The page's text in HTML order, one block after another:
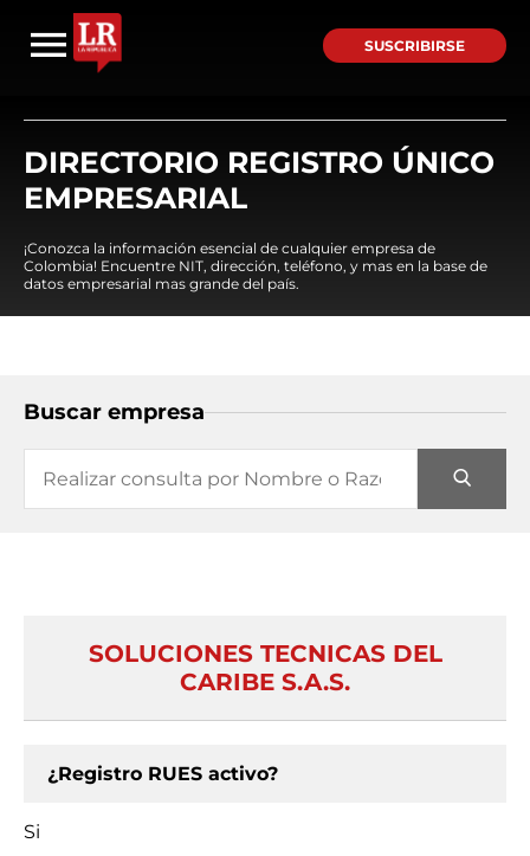
SUSCRIBIRSE
DIRECTORIO REGISTRO ÚNICO
EMPRESARIAL
¡Conozca la información esencial de cualquier empresa de
Colombia! Encuentre NIT, dirección, teléfono, y mas en la base de
datos empresarial mas grande del país.
Buscar empresa
SOLUCIONES TECNICAS DEL
CARIBE S.A.S.
¿Registro RUES activo?
Si